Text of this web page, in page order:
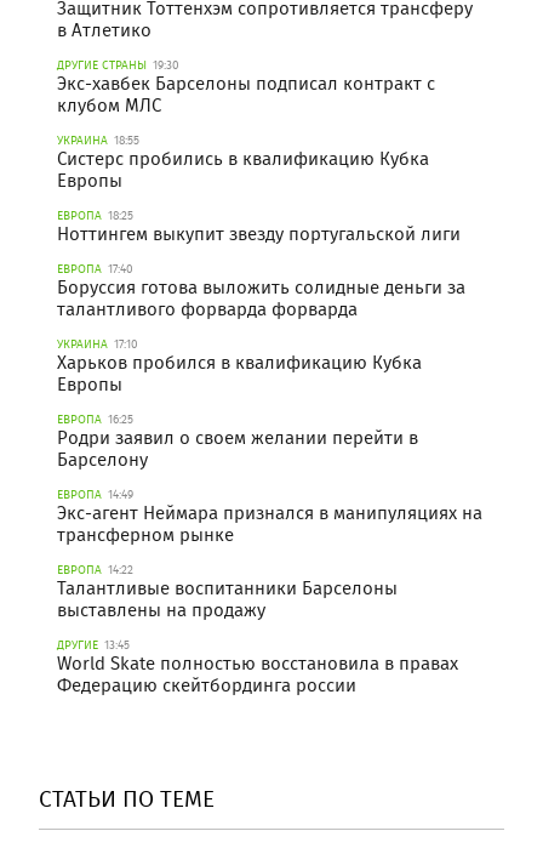
Защитник Тоттенхэм сопротивляется трансферу
в Атлетико
ДРУГИЕ СТРАНЫ 19:30
Экс-хавбек Барселоны подписал контракт с
клубом МЛС
УКРАИНА 18:55
Систерс пробились в квалификацию Кубка
Европы
ЕВРОПА 18:25
Ноттингем выкупит звезду португальской лиги
ЕВРОПА 17:40
Боруссия готова выложить солидные деньги за
талантливого форварда форварда
УКРАИНА 17:10
Харьков пробился в квалификацию Кубка
Европы
ЕВРОПА 16:25
Родри заявил о своем желании перейти в
Барселону
ЕВРОПА 14:49
Экс-агент Неймара признался в манипуляциях на
трансферном рынке
ЕВРОПА 14:22
Талантливые воспитанники Барселоны
выставлены на продажу
ДРУГИЕ 13:45
World Skate полностью восстановила в правах
Федерацию скейтбординга россии
СТАТЬИ ПО ТЕМЕ